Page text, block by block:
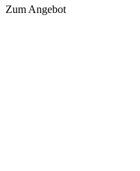
Zum Angebot